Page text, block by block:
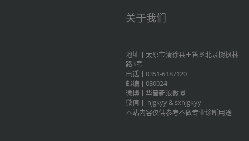
关于我们
地址丨太原市清徐县王答乡北录树枫林
路3号
电话丨0351-6187120
邮编丨030024
微博丨 华晋新浪微博
微信丨 hjgkyy & sxhjgkyy
本站内容仅供参考不做专业诊断用途